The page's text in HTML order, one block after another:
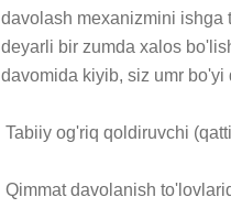
davolash mexanizmini ishga
deyarli bir zumda xalos
davomida kiyib, siz umr